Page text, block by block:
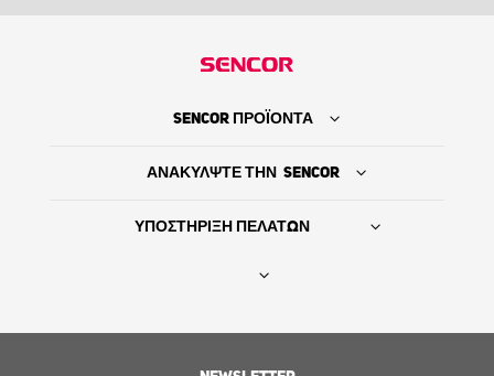
SENCOR ΠΡΟΪΟΝΤΑ
ΑΝΑΚΥΛΨΤΕ ΤΗΝ SENCOR
ΥΠΟΣΤΗΡΙΞΗ ΠΕΛΑΤΩΝ